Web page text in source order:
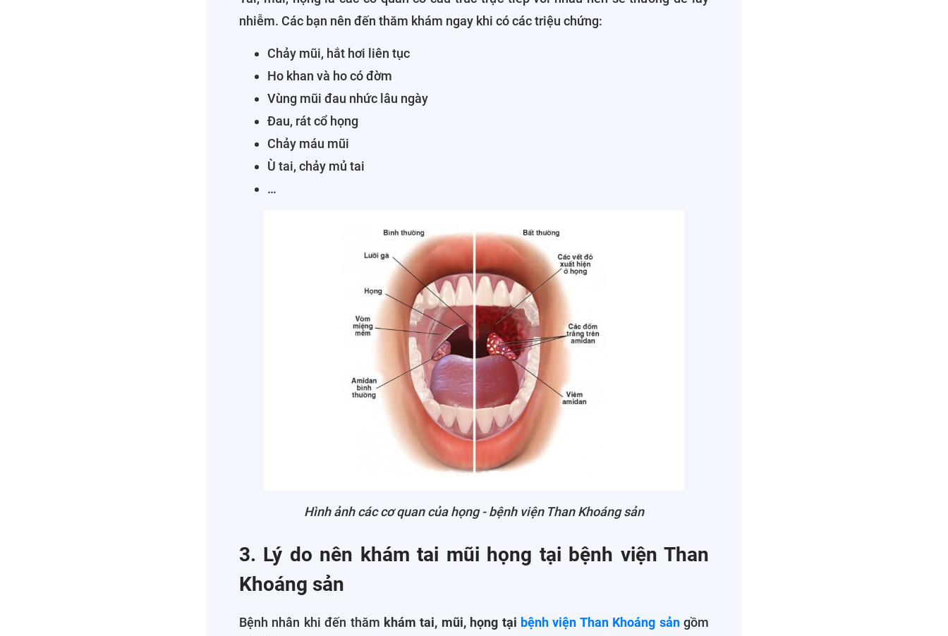
nhiễm. Các bạn nên đến thăm khám ngay khi có các triệu chứng:
Chảy mũi, hắt hơi liên tục
Ho khan và ho có đờm
Vùng mũi đau nhức lâu ngày
Đau, rát cổ họng
Chảy máu mũi
Ù tai, chảy mủ tai
…
Hình ảnh các cơ quan của họng - bệnh viện Than Khoáng sản
3. Lý do nên khám tai mũi họng tại bệnh viện Than
Khoáng sản
Bệnh nhân khi đến thăm khám tai, mũi, họng tại bệnh viện Than Khoáng sảngồm